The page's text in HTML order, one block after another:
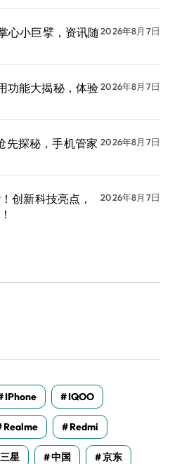
心小巨擘，资讯随2026年8月7日
功能大揭秘，体验2026年8月7日
先探秘，手机管家 2026年8月7日
创新科技亮点，
2026年8月7日
IPhone IQOO
Realme Redmi
三星 中国 京东